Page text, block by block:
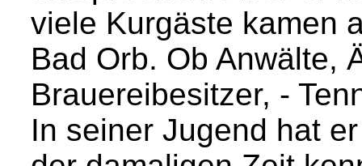
viele Kurgäste kamen
Bad Orb. Ob Anwälte,
Brauereibesitzer, -
In seiner Jugend hat